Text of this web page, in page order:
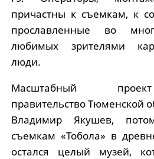
причастны к съемкам, к
прославленные во
любимых зрителями
люди.
Масштабный
правительство Тюменской
Владимир Якушев,
съемкам «Тобола» в
остался целый музей,